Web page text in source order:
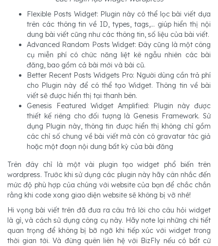
Flexible Posts Widget: Plugin này có thể lọc bài viết dựa
trên các thông tin về ID, types, tags,... giúp hiển thị nội
dung bài viết cũng như các thông tin, số liệu của bài viết.
Advanced Random Posts Widget: Đây cũng là một công
cụ miễn phí có chức năng liệt kê ngẫu nhiên các bài
đăng, bao gồm cả bài mới và bài cũ.
Better Recent Posts Widgets Pro: Người dùng cần trả phí
cho Plugin này để có thể tạo Widget. Thông tin về bài
viết sẽ được hiển thị tại thanh bên.
Genesis Featured Widget Amplified: Plugin này được
thiết kế riêng cho đối tượng là Genesis Framework. Sử
dụng Plugin này, thông tin được hiển thị không chỉ gồm
các chỉ số chung về bài viết mà còn có gravatar tác giả
hoặc một đoạn nội dung bất kỳ của bài đăng
Trên đây chỉ là một vài plugin tạo widget phổ biến trên
wordpress. Trước khi sử dụng các plugin này hãy cân nhắc đến
mức độ phù hợp của chúng với website của bạn để chắc chắn
rằng khi code xong giao diện website sẽ không bị vỡ nhé!
Hi vọng bài viết trên đã đưa ra câu trả lời cho câu hỏi widget
là gì, và cách sử dụng công cụ này. Hãy note lại những chi tiết
quan trọng để không bị bỡ ngỡ khi tiếp xúc với widget trong
thời gian tới. Và đừng quên liên hệ với BizFly nếu có bất cứ